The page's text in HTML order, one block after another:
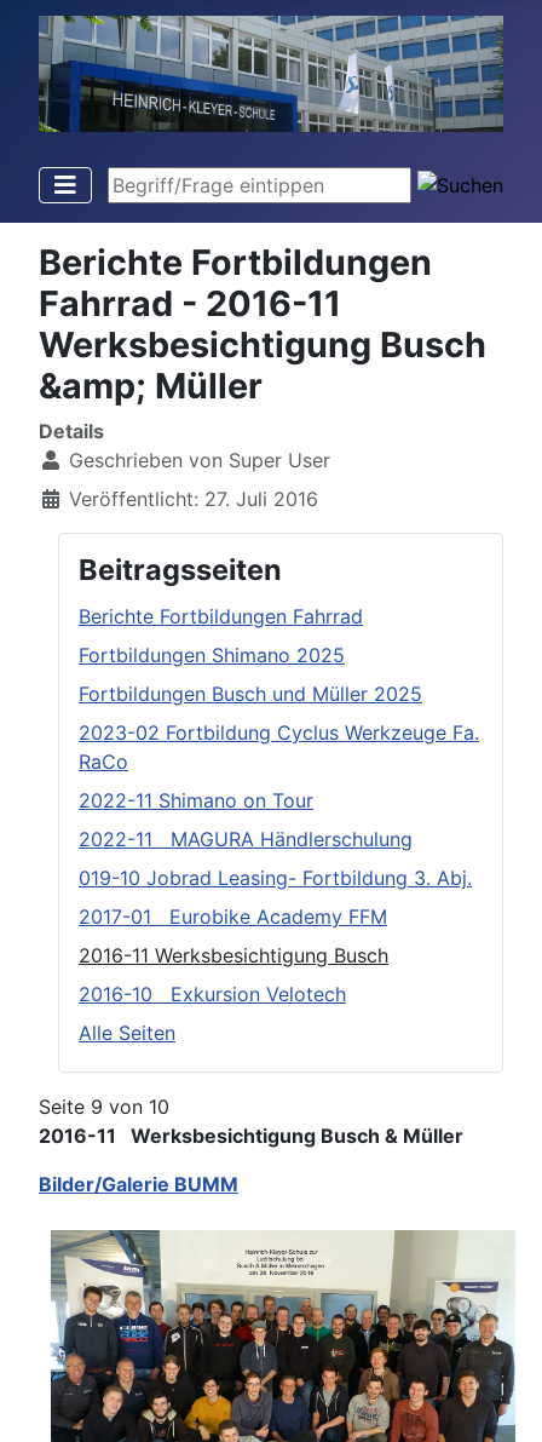
Begriff/Frage eintippen
Berichte Fortbildungen
Fahrrad - 2016-11
Werksbesichtigung Busch
&amp; Müller
Details
Geschrieben von Super User
Veröffentlicht: 27. Juli 2016
Beitragsseiten
Berichte Fortbildungen Fahrrad
Fortbildungen Shimano 2025
Fortbildungen Busch und Müller 2025
2023-02 Fortbildung Cyclus Werkzeuge Fa.
RaCo
2022-11 Shimano on Tour
2022-11 MAGURA Händlerschulung
019-10 Jobrad Leasing- Fortbildung 3. Abj.
2017-01 Eurobike Academy FFM
2016-11 Werksbesichtigung Busch
2016-10 Exkursion Velotech
Alle Seiten
Seite 9 von 10
2016-11 Werksbesichtigung Busch & Müller
Bilder/Galerie BUMM